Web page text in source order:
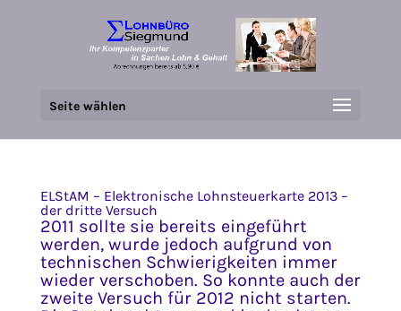
Seite wählen
ELStAM – Elektronische Lohnsteuerkarte 2013 –
der dritte Versuch
2011 sollte sie bereits eingeführt
werden, wurde jedoch aufgrund von
technischen Schwierigkeiten immer
wieder verschoben. So konnte auch der
zweite Versuch für 2012 nicht starten.